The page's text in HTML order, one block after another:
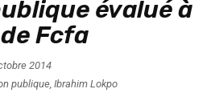
évalué à
Fcfa
2014
publique, Ibrahim Lokpo